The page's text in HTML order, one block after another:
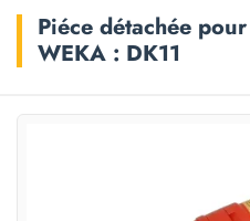
Piéce détachée
WEKA : DK11